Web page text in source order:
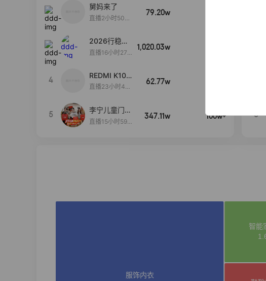
舅妈来了
直播2小时50分
79.20w
2026行稳致
远
直播16小时27
1,020.03w
4
REDMI K100
Pro系列新品
启！
直播23小时45
62.77w
5
李宁儿童门店
爆款赤兔8pr
直播15小时59
347.11w 100w+ 5